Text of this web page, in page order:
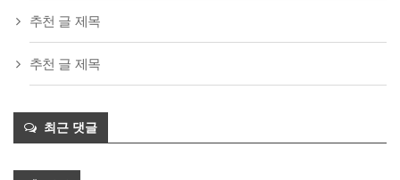
추천 글 제목
추천 글 제목
최근 댓글